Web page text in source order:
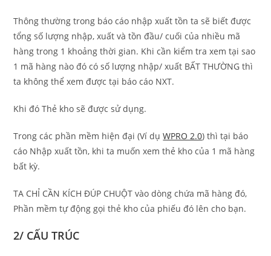
Thông thường trong báo cáo nhập xuất tồn ta sẽ biết được
tổng số lượng nhập, xuất và tồn đầu/ cuối của nhiều mã
hàng trong 1 khoảng thời gian. Khi cần kiểm tra xem tại sao
1 mã hàng nào đó có số lượng nhập/ xuất BẤT THƯỜNG thì
ta không thể xem được tại báo cáo NXT.
Khi đó Thẻ kho sẽ được sử dụng.
Trong các phần mềm hiện đại (Ví dụWPRO 2.0) thì tại báo
cáo Nhập xuất tồn, khi ta muốn xem thẻ kho của 1 mã hàng
bất kỳ.
TA CHỈ CẦN KÍCH ĐÚP CHUỘT vào dòng chứa mã hàng đó,
Phần mềm tự động gọi thẻ kho của phiếu đó lên cho bạn.
2/ CẤU TRÚC